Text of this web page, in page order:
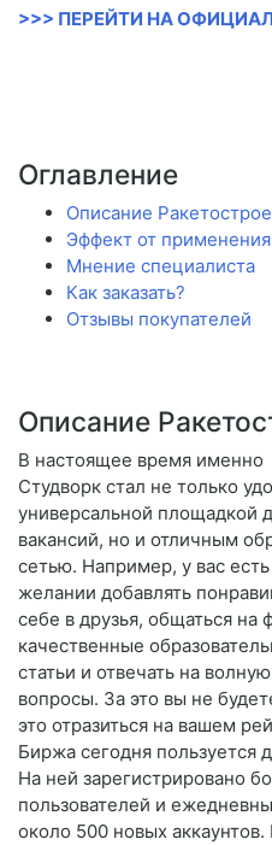
>>> ПЕРЕЙТИ НА
Оглавление
Описание
Эффект от применения
Мнение специалиста
Как заказать?
Отзывы покупателей
Описание
В настоящее время именно
Студворк стал не только
универсальной площадкой
вакансий, но и отличным
сетью. Например, у вас
желании добавлять
себе в друзья, общаться на
качественные
статьи и отвечать на
вопросы. За это вы не
это отразиться на вашем
Биржа сегодня пользуется
На ней зарегистрировано
пользователей и
около 500 новых